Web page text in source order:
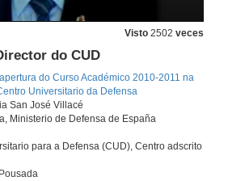
Visto 2502 veces
do CUD
do Curso Académico 2010-2011 na
Universitario da Defensa
San José Villacé
Ministerio de Defensa de España
para a Defensa (CUD), Centro adscrito